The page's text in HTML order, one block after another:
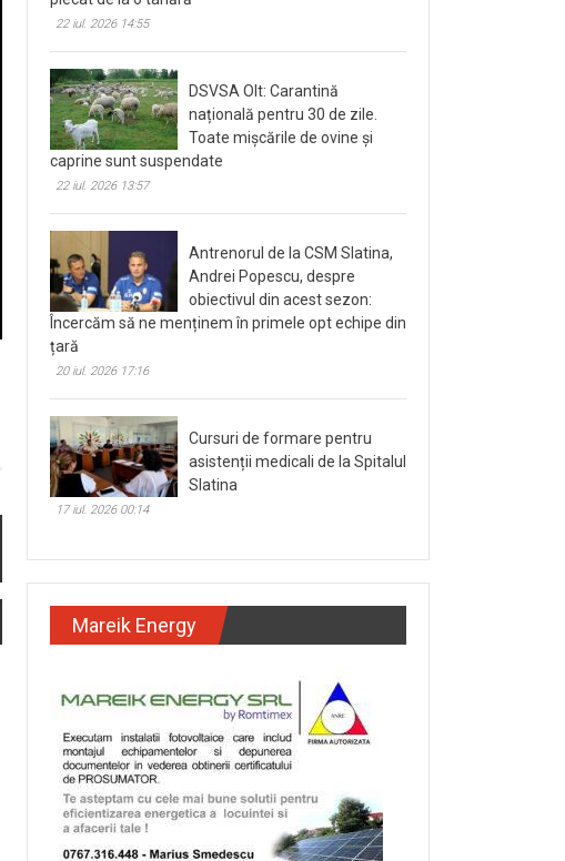
plecat de la o tânără
DSVSA Olt: Carantină
națională pentru 30 de zile.
Toate mișcările de ovine și
caprine sunt suspendate
Antrenorul de la CSM Slatina,
Andrei Popescu, despre
obiectivul din acest sezon:
Încercăm să ne menținem în primele opt echipe din
țară
Cursuri de formare pentru
asistenții medicali de la Spitalul
Slatina
Mareik Energy